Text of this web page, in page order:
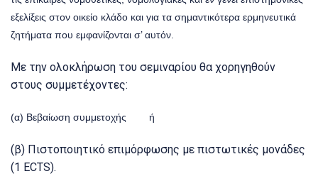
εξελίξεις στον οικείο κλάδο και για τα σημαντικότερα ερμηνευτικά
ζητήματα που εμφανίζονται σ’ αυτόν.
Με την ολοκλήρωση του σεμιναρίου θα χορηγηθούν
στους συμμετέχοντες:
(α) Βεβαίωση συμμετοχής ή
(β) Πιστοποιητικό επιμόρφωσης με πιστωτικές μονάδες
(1 ECTS).